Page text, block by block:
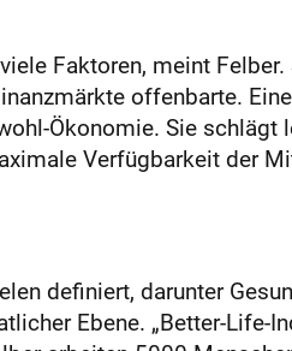
Faktoren, meint
offenbarte.
Ökonomie. Sie schlägt
Verfügbarkeit der
definiert, darunter
Ebene. „Better-Life-